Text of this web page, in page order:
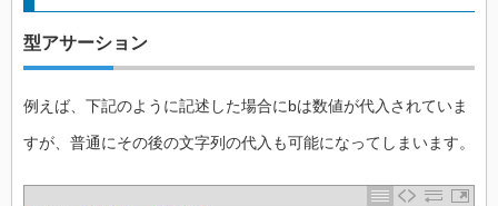
型アサーション
例えば、下記のように記述した場合にbは数値が代入されていま
すが、普通にその後の文字列の代入も可能になってしまいます。